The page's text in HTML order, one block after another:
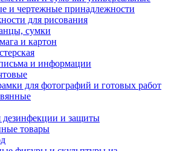
и чертежные принадлежности
для рисования
сумки
и картон
и информации
для фотографий и готовых работ
дезинфекции и защиты
товары